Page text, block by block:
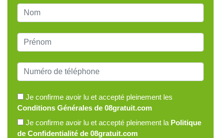
Je confirme avoir lu et accepté pleinement les
Conditions Générales de 08gratuit.com
Je confirme avoir lu et accepté pleinement la Politique
de Confidentialité de 08gratuit.com